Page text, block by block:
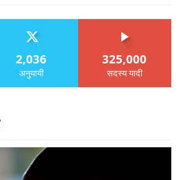
2,036
अनुयायी
325,000
सदस्य यादी